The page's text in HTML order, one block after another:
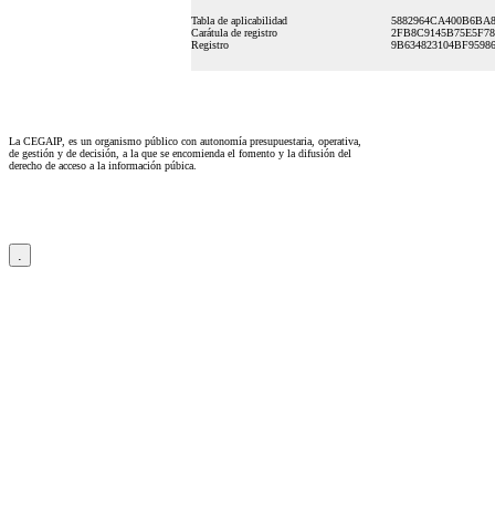
Tabla de aplicabilidad
Carátula de registro
Registro
La CEGAIP, es un organismo público con autonomía presupuestaria, operativa,
de gestión y de decisión, a la que se encomienda el fomento y la difusión del
derecho de acceso a la información púbica.